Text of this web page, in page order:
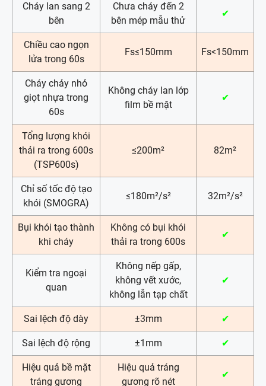
Cháy lan sang 2
bên
Chưa cháy đến 2
bên mép mẫu thử
✔
Chiều cao ngọn
lửa trong 60s
Fs≤150mm Fs<150mm
Cháy chảy nhỏ
giọt nhựa trong
60s
Không cháy lan lớp
film bề mặt
✔
Tổng lượng khói
thải ra trong 600s
(TSP600s)
≤200m² 82m²
Chỉ số tốc độ tạo
khói (SMOGRA)
≤180m²/s² 32m²/s²
Bụi khói tạo thành
khi cháy
Không có bụi khói
thải ra trong 600s
✔
Kiểm tra ngoại
quan
Không nếp gấp,
không vết xước,
không lẫn tạp chất
✔
Sai lệch độ dày ±3mm ✔
Sai lệch độ rộng ±1mm ✔
Hiệu quả bề mặt
tráng gương
Hiệu quả tráng
gương rõ nét
✔